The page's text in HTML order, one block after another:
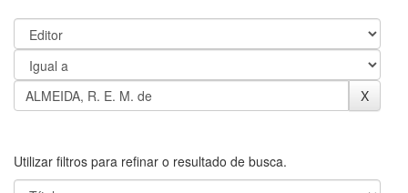
Utilizar filtros para refinar o resultado de busca.